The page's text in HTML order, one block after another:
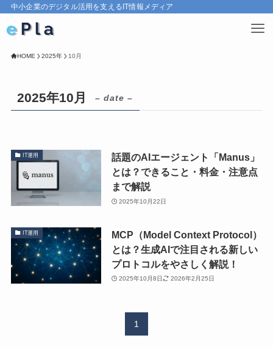
中小企業のデジタル活用を支えるIT情報メディア
HOME 2025年 10月
2025年10月 – date –
IT運用
話題のAIエージェント「Manus」
とは？できること・料金・注意点
まで解説
2025年10月22日
IT運用
MCP（Model Context Protocol）
とは？生成AIで注目される新しい
プロトコルをやさしく解説！
2025年10月8日 2026年2月25日
1